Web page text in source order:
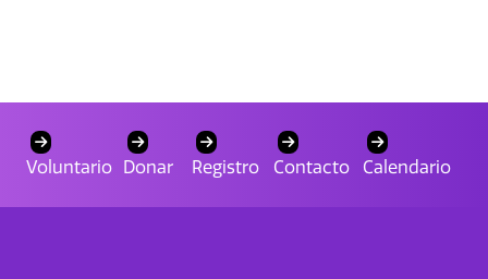
Voluntario Donar Registro Contacto Calendario